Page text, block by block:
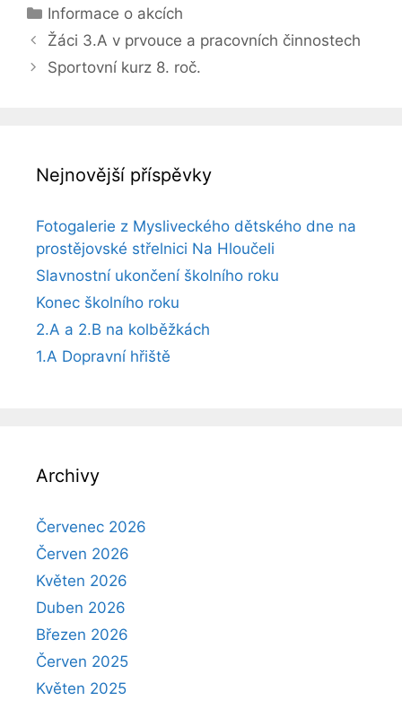
Rubriky
Informace o akcích
Žáci 3.A v prvouce a pracovních činnostech
Sportovní kurz 8. roč.
Nejnovější příspěvky
Fotogalerie z Mysliveckého dětského dne na
prostějovské střelnici Na Hloučeli
Slavnostní ukončení školního roku
Konec školního roku
2.A a 2.B na kolběžkách
1.A Dopravní hřiště
Archivy
Červenec 2026
Červen 2026
Květen 2026
Duben 2026
Březen 2026
Červen 2025
Květen 2025